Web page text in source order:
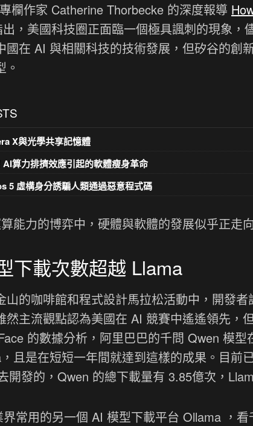
欄作家 Catherine Thorbecke 的深度報導
，美國科技圈正面臨一個極具諷刺的現象，
國在 AI 與相關科技的技術發展，但矽谷的創
X與光學共享記憶體
算力排擠效應引起的軟體瘦身革命
5 虛構身分誘騙人類通過惡意程式碼
能力的博弈中，硬體與軟體的發展似乎正走
下載次數超越 Llama
山的咖啡館和程式設計馬拉松活動中，開發
然主流觀點認為美國在 AI 競賽中遙遙領先，
的數據分析，阿里巴巴的千問 Qwen 模
且是在短短一年間就達到這樣的成果。目前
開發的，Qwen 的總下載量有 3.85億次，
常用的另一個 AI 模型下載平台 Ollama ，